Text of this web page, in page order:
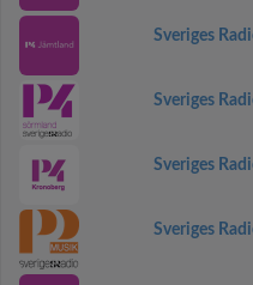
Sveriges
Sveriges
Sveriges
Sveriges